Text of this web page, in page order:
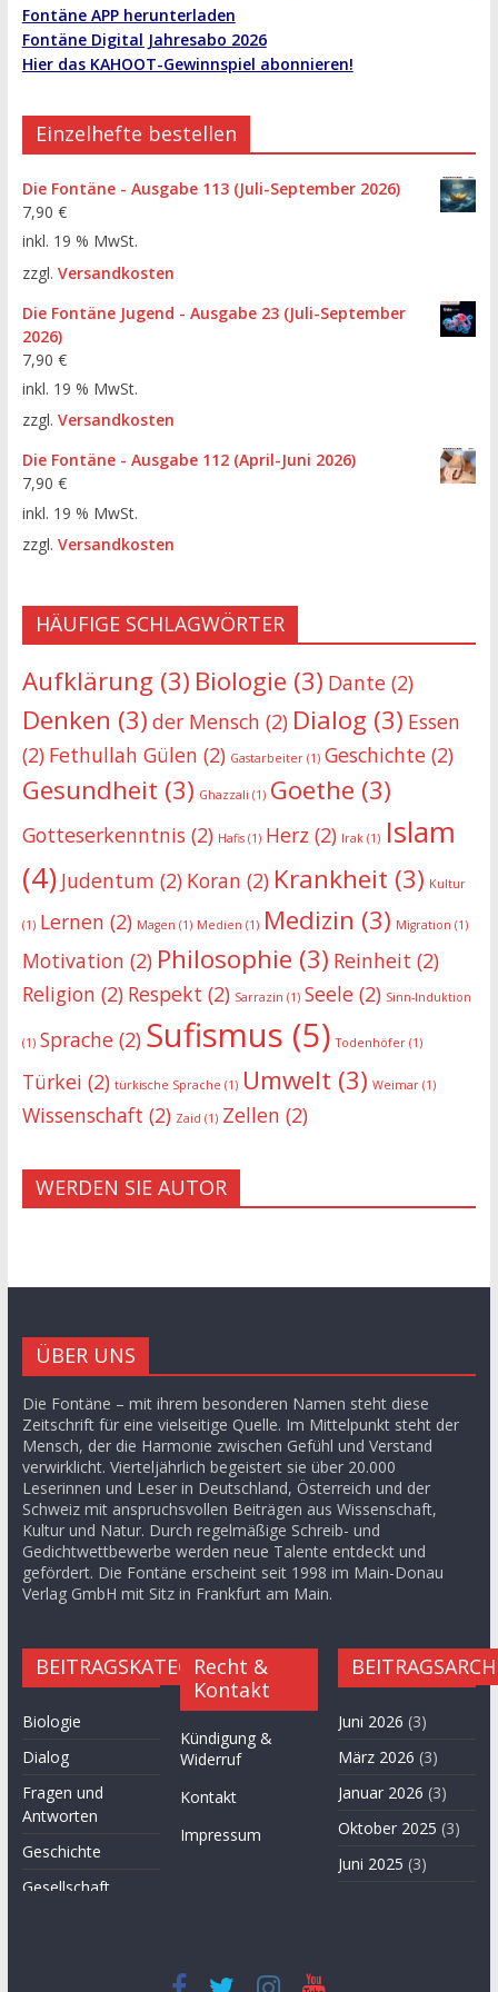
Fontäne APP herunterladen
Fontäne Digital Jahresabo 2026
Hier das KAHOOT-Gewinnspiel abonnieren!
Einzelhefte bestellen
Die Fontäne - Ausgabe 113 (Juli-September 2026)
7,90 €
inkl. 19 % MwSt.
zzgl. Versandkosten
Die Fontäne Jugend - Ausgabe 23 (Juli-September
2026)
7,90 €
inkl. 19 % MwSt.
zzgl. Versandkosten
Die Fontäne - Ausgabe 112 (April-Juni 2026)
7,90 €
inkl. 19 % MwSt.
zzgl. Versandkosten
HÄUFIGE SCHLAGWÖRTER
Aufklärung (3) Biologie (3) Dante(2)
Denken (3) der Mensch (2) Dialog (3) Essen
(2) Fethullah Gülen (2) Gastarbeiter(1) Geschichte(2)
Gesundheit (3) Ghazzali (1) Goethe (3)
Gotteserkenntnis (2) Hafis(1) Herz (2) Irak(1) Islam
(4) Judentum (2) Koran (2) Krankheit (3) Kultur
(1) Lernen (2) Magen (1) Medien (1) Medizin (3) Migration (1)
Motivation (2) Philosophie (3) Reinheit (2)
Religion (2) Respekt (2) Sarrazin (1) Seele(2) Sinn-Induktion
(1) Sprache(2) Sufismus (5) Todenhöfer(1)
Türkei (2) türkische Sprache (1) Umwelt (3) Weimar(1)
Wissenschaft (2) Zaid (1) Zellen (2)
WERDEN SIE AUTOR
ÜBER UNS
Die Fontäne – mit ihrem besonderen Namen steht diese
Zeitschrift für eine vielseitige Quelle. Im Mittelpunkt steht der
Mensch, der die Harmonie zwischen Gefühl und Verstand
verwirklicht. Vierteljährlich begeistert sie über 20.000
Leserinnen und Leser in Deutschland, Österreich und der
Schweiz mit anspruchsvollen Beiträgen aus Wissenschaft,
Kultur und Natur. Durch regelmäßige Schreib- und
Gedichtwettbewerbe werden neue Talente entdeckt und
gefördert. Die Fontäne erscheint seit 1998 im Main-Donau
Verlag GmbH mit Sitz in Frankfurt am Main.
BEITRAGSKATEGORIEN
Biologie
Dialog
Fragen und
Antworten
Geschichte
Gesellschaft
Recht &
Kontakt
Kündigung &
Widerruf
Kontakt
Impressum
Juni 2026 (3)
März 2026 (3)
Januar 2026 (3)
Oktober 2025 (3)
Juni 2025 (3)